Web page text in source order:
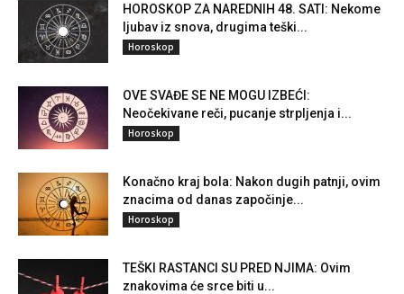
HOROSKOP ZA NAREDNIH 48. SATI: Nekome
ljubav iz snova, drugima teški...
Horoskop
OVE SVAĐE SE NE MOGU IZBEĆI:
Neočekivane reči, pucanje strpljenja i...
Horoskop
Konačno kraj bola: Nakon dugih patnji, ovim
znacima od danas započinje...
Horoskop
TEŠKI RASTANCI SU PRED NJIMA: Ovim
znakovima će srce biti u...